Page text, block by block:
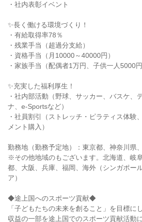
・社内表彰イベント
✨長く働ける環境づくり！
・有給取得率78％
・残業手当（超過分支給）
・資格手当（月10000～40000円）
・家族手当（配偶者1万円、子供一人5000円
✨充実した福利厚生！
・社内部活動（野球、サッカー、バスケ、
ナ、e-Sportsなど）
・社員割引（ストレッチ・ピラティス体験
メント購入）
勤務地（勤務予定地）：東京都、神奈川県
※その他地域のもございます。北海道、岐
都、大阪、兵庫、福岡、海外（シンガポー
ア）
◆途上国へのスポーツ貢献◆
「子どもたちの未来を創ること」を目標に
収益の一部を途上国でのスポーツ貢献活動